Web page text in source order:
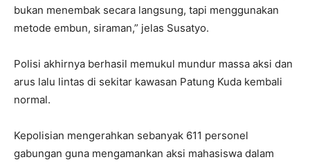
bukan menembak secara langsung, tapi menggunakan
metode embun, siraman,” jelas Susatyo.
Polisi akhirnya berhasil memukul mundur massa aksi dan
arus lalu lintas di sekitar kawasan Patung Kuda kembali
normal.
Kepolisian mengerahkan sebanyak 611 personel
gabungan guna mengamankan aksi mahasiswa dalam